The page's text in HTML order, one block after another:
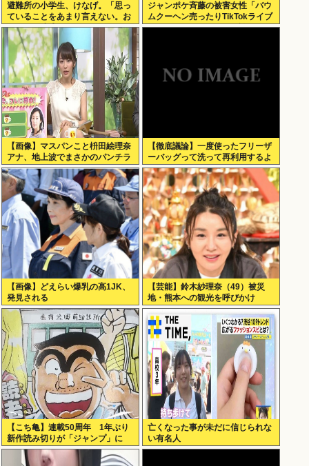
避難所の小学生、けなげ。「思っ
ていることをあまり言えない。お
母さんに迷惑かけるから」
ジャンポケ斉藤の被害女性「バウ
ムクーヘン売ったりTikTokライブ
しててムカついたから示談しなか
【画像】マスパンこと枡田絵理奈
アナ、地上波でまさかのパンチラ
【徹底議論】一度使ったフリーザ
ーバッグって洗って再利用するよ
な？
【画像】どえらい爆乳の高1JK、
発見される
【芸能】鈴木紗理奈（49）被災
地・熊本への観光を呼びかけ
【こち亀】連載50周年 1年ぶり
新作読み切りが「ジャンプ」に
亡くなった事が未だに信じられな
い有名人